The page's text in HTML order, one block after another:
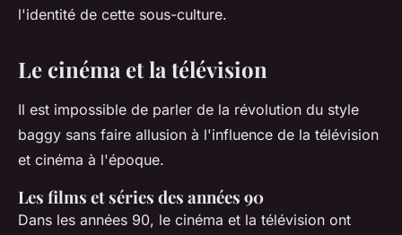
l'identité de cette sous-culture.
Le cinéma et la télévision
Il est impossible de parler de la révolution du style
baggy sans faire allusion à l'influence de la télévision
et cinéma à l'époque.
Les films et séries des années 90
Dans les années 90, le cinéma et la télévision ont